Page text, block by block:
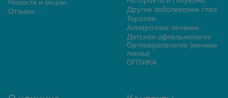
Новости и акции
Отзывы
Другие заболевания глаз
Терапия
Аппаратное лечение
Детская офтальмология
Ортокератология (ночные
линзы)
ОПТИКА